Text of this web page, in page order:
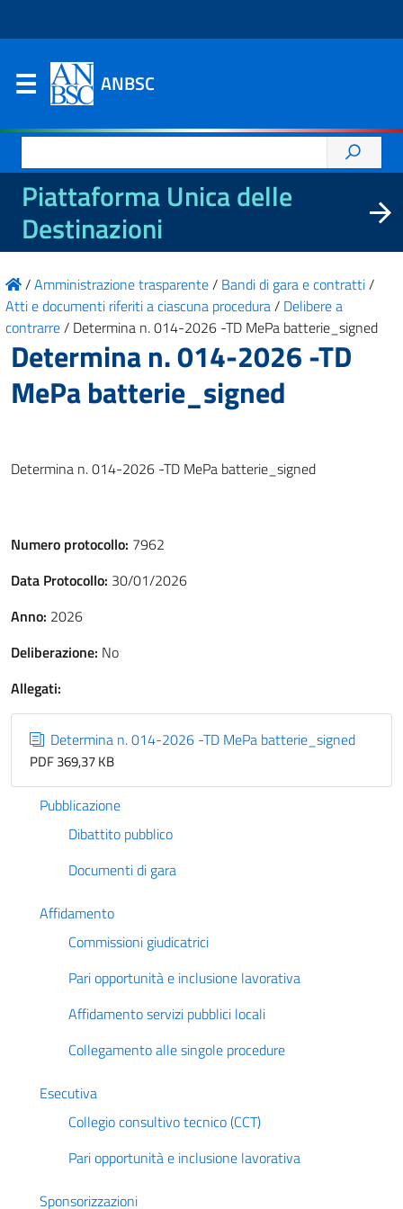
ANBSC
per:
Piattaforma Unica delle
Destinazioni
/Amministrazione trasparente/ Bandi di gara e contratti/
Atti e documenti riferiti a ciascuna procedura/ Delibere a
contrarre/ Determina n. 014-2026 -TD MePa batterie_signed
Determina n. 014-2026 -TD
MePa batterie_signed
Determina n. 014-2026 -TD MePa batterie_signed
Numero protocollo: 7962
Data Protocollo: 30/01/2026
Anno: 2026
Deliberazione: No
Allegati:
Determina n. 014-2026 -TD MePa batterie_signed
PDF 369,37 KB
Pubblicazione
Dibattito pubblico
Documenti di gara
Affidamento
Commissioni giudicatrici
Pari opportunità e inclusione lavorativa
Affidamento servizi pubblici locali
Collegamento alle singole procedure
Esecutiva
Collegio consultivo tecnico (CCT)
Pari opportunità e inclusione lavorativa
Sponsorizzazioni